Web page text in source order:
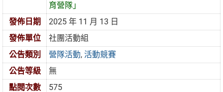
育營隊」
發佈日期
2025 年 11 月 13 日
發佈單位
社團活動組
公告類別
營隊活動,活動競賽
公告等級
無
點閱次數
575